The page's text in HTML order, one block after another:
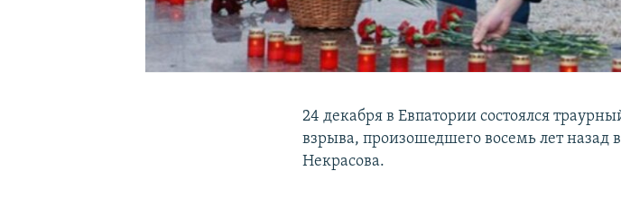
24 декабря в Евпатории состоялся
взрыва, произошедшего восемь лет назад
Некрасова.